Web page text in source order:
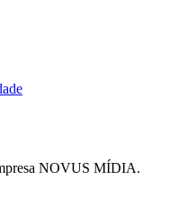
NOVUS MÍDIA.